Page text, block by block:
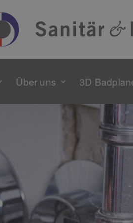
Über uns 3D